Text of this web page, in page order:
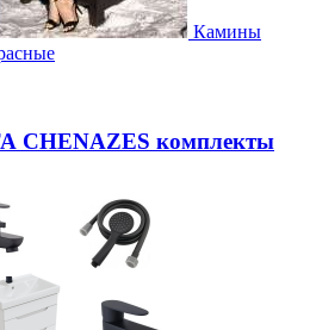
Камины
комплекты